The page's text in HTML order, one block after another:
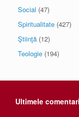
Social (47)
Spiritualitate (427)
Ştiinţă (12)
Teologie (194)
Ultimele